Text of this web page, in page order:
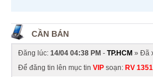
CẦN BÁN
Đăng lúc: 14/04 04:38 PM - TP.HCM » Đã
Để đăng tin lên mục tin VIP soạn: RV